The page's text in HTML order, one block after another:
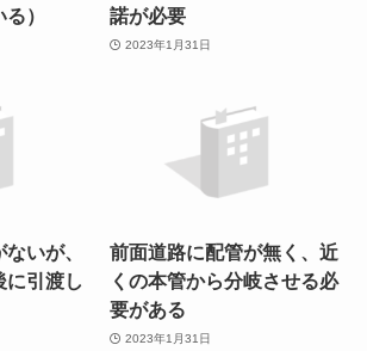
）
諾が必要
2023年1月31日
いが、
に引渡し
前面道路に配管が無く、近
くの本管から分岐させる必
要がある
2023年1月31日